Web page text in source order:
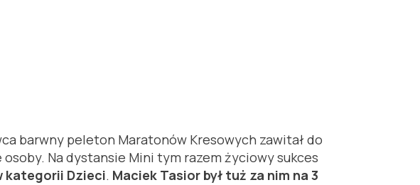
barwny peleton Maratonów Kresowych zawitał do
osoby. Na dystansie Mini tym razem życiowy sukces
kategorii Dzieci. Maciek Tasior był tuż za nim na 3